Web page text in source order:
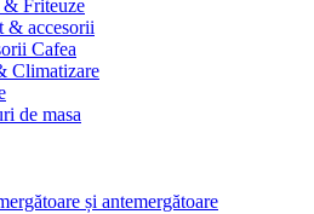
& Friteuze
& accesorii
Cafea
Climatizare
de masa
și antemergătoare